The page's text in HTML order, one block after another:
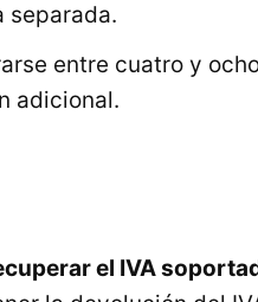
separada.
entre cuatro y
adicional.
el IVA